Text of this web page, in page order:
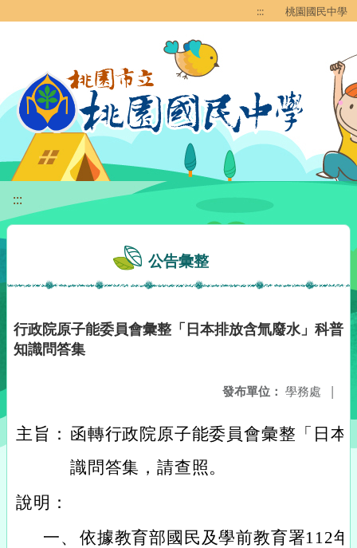
::: 桃園國民中學
:::
公告彙整
行政院原子能委員會彙整「日本排放含氚廢水」科普
知識問答集
發布單位： 學務處 |
主旨： 函轉行政院原子能委員會彙整「日本
識問答集，請查照。
說明：
一、 依據教育部國民及學前教育署112